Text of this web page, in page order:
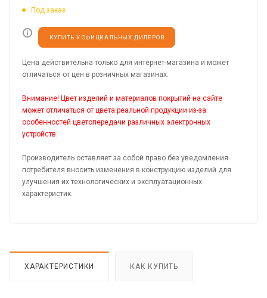
Под заказ
КУПИТЬ У ОФИЦИАЛЬНЫХ ДИЛЕРОВ
Цена действительна только для интернет-магазина и может
отличаться от цен в розничных магазинах.
Внимание! Цвет изделий и материалов покрытий на сайте
может отличаться от цвета реальной продукции из-за
особенностей цветопередачи различных электронных
устройств.
Производитель оставляет за собой право без уведомления
потребителя вносить изменения в конструкцию изделий для
улучшения их технологических и эксплуатационных
характеристик.
ХАРАКТЕРИСТИКИ КАК КУПИТЬ